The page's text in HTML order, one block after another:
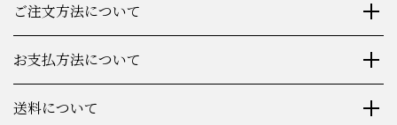
ご注文方法について
お支払方法について
送料について